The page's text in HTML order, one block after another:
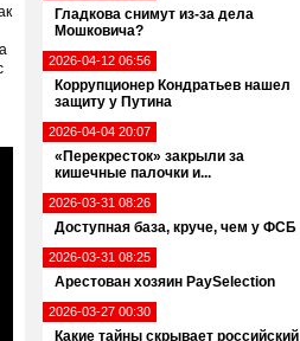
Гладкова снимут из-за дела
Мошковича?
2026-04-12 06:56
Коррупционер Кондратьев нашел
защиту у Путина
2026-04-04 20:07
«Перекресток» закрыли за
кишечные палочки и...
2026-03-31 08:26
Доступная база, круче, чем у ФСБ
2026-03-31 08:25
Арестован хозяин PaySelection
2026-03-27 00:30
Какие тайны скрывает российский